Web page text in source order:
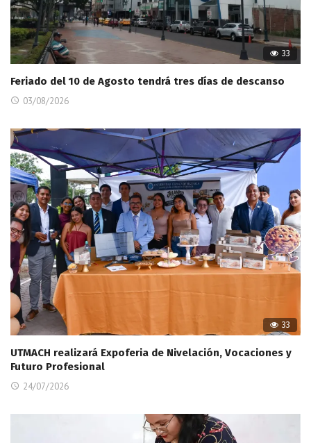
33
Feriado del 10 de Agosto tendrá tres días de descanso
03/08/2026
33
UTMACH realizará Expoferia de Nivelación, Vocaciones y
Futuro Profesional
24/07/2026